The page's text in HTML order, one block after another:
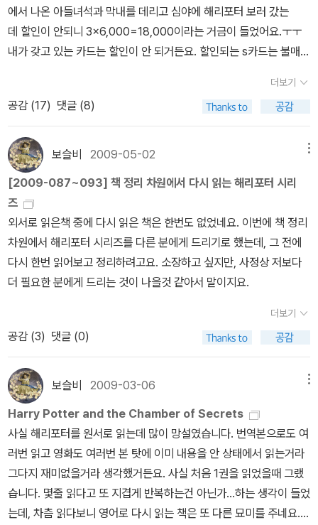
요. ㅠ.ㅠ 드린게 아니라 빌려드린건데, 착가하신것 같기도 하
고.... 암튼, 너무 재미있게 읽어서 번역서도 읽고 영화도 봤는데,
영화는 완전 황당했어요. -.-;;제 눈을 찍고 싶을 정도로...ㅠ.ㅠ 그나
마 원래 이 영화를 만들때 저예산에 가깝게 만들어서 그렇다는 이야
기와 그후 흥행을 해 투자를 많이 받았는지 점점 그래픽도 좋아지고
때문에 이 시리즈는 영화로 다 봤어요. 제가 옆에서 설명도 해주니깐
더 재미있었다나...^^;; 이번 시리즈도 4권인데, 책 한권이 카운
트 된것은 1편인 'Twilight'을 오디오북으로 한번 더 드었기 때문이랍
니다. 원래 책과 함께 들으려 했는데, 그냥 잠잘때 조금씩 듣다보니,
책 없이 오디오북만으로 첫 완득한 책이되었네요. 이미 2번정도 읽었
던것인지라 가능했었던것 같아요. 그래도 오디오북만으로 책을 들으
려니 졸기도 졸아서 꽤 시간이 걸려 완득했어요. 아직 나머지 2~4편
은 오디오북으로 듣지 못했는데, 기회가 되면 책과 함께 오디오북을
지 모르겠네요. 솔직히 4편중에 1편이 가장 달달한 로맨스라 제일 좋
아해서인지 나머지는 다시 잘 안읽히더라구요.^^;; 다시 읽으면 좀 나
아지려나? 솔직히 저는 너무 어린 취향의 번역서 표지는 그닥 마음
에 들지 않았어요. 가장 마음에 들은것은 원서표지지만, 특별판으
로 영화 표지를 대신해서 출간한것도 나쁘지 않았습니다. 암튼, 북폴
리오 이 책 때문에 많이 덕 본것 같네요. 다른 나라는 인기있는 책이
다양한 표지와 사이즈를 갖추어 여러종류를 출간되는것에 비해, 우리
나라에서는 거이 볼수 없는데, '트와일라잇' 시리즈는 영화도 인기가
높아서 특별판을 출간할수 있었으니 말이지요. 우리나라뿐만 아니
라 외국에서도 특별판으로 책이 출간되었어요. 바로 검정색 바탕의
표지에 하얀색으로 바꿔서 말이지요. 무척 감각적인 표지이긴하지만,
에서 나온 아들녀석과 막내를 데리고 심야에 해리포터 보러 갔는
데 할인이 안되니 3x6,000=18,000이라는 거금이 들었어요.ㅜㅜ
내가 갖고 있는 카드는 할인이 안 되거든요. 할인되는 s카드는 불매와
고 했더니 들은척도 안하대요. 아니, 지금까지 내가 보여 준 영화가 얼
마나 많은데... 할인 한번 이용하자고 사정해도 안 줘서 완전 삐졌어
요. 앞으로 절대 아빠한테는 영화 보여주지 않을 거라고, 극장가는 내
내 투덜댔어요.ㅠㅠ 우리 애들이 엄청 유치하다고 생각했겠죠.ㅋ
ㅋ 해리포터는 우리 애들과 같이 성장했어요.큰딸이 6학년이던 199
9년에 해리포터 책이 나와서 고등학교를 마칠 때, 완결되었으니까요.
한 권씩 사들여서 전권을 소장했고, 번역본 나오기를 기다리기가 어
려워 원서도 몇 권 사들였지요.'덕분에 아이들 영어공부에도 도움이
됐고... 시험 때마다 스트레스 푼다고 해리포터를 읽고 또 읽어서 완전
닳아졌어요 . >> 접힌 부분 펼치기 >> << 펼친
부분 접기 <<방학 때마다 개봉하는 해리포터 영화도 나오는 족족 가
족 모두가 봤고... 유선TV에서도 수없이 반복하니까 보고 또 봐서 해
리포터 장면이 파노라마로 펼쳐지기도 하지요.^^ <해리포터와 죽
외면하면 앞으로 전개될 상황을 이해하는데 쬐금 혼란스러울테니 지
루해도 꾹 참고 볼 수밖에 없지만... 아함~~ 심야라 그랬는지 하품이
나왔어요.ㅜㅜ예쁘게 자란 헤르미온느 역의 엠마 왓슨을 보는 건 즐
거웠는데, 그에 비해 해리(다니엘 래드클리프)와 론(루퍼트 그린트)
은 좀 덜 자란 듯... 하지만 쌍둥이 형제는 많이 컷더라고요.^^ 전편
에 등장했던 요주의 인물들이 총출동한 볼드모트 지하세계 사람(?)
들... 아는 얼굴들이 많이 보이죠.^^ 우리는 일반영화로 봤는데, 이런
건 3D영화로 봐야 제맛이 날 거 같아요. 우리 애들도 3D로 한번 더
더보기
공감 (17) 댓글 (8)
보슬비 2009-05-02
[2009-087~093] 책 정리 차원에서 다시 읽는 해리포터 시리
즈
외서로 읽은책 중에 다시 읽은 책은 한번도 없었네요. 이번에 책 정리
차원에서 해리포터 시리즈를 다른 분에게 드리기로 했는데, 그 전에
다시 한번 읽어보고 정리하려고요. 소장하고 싶지만, 사정상 저보다
더 필요한 분에게 드리는 것이 나을것 같아서 말이지요.
더보기
공감 (3) 댓글 (0)
보슬비 2009-03-06
Harry Potter and the Chamber of Secrets
사실 해리포터를 원서로 읽는데 많이 망설였습니다. 번역본으로도 여
러번 읽고 영화도 여러번 본 탓에 이미 내용을 안 상태에서 읽는거라
그다지 재미없을거라 생각했거든요. 사실 처음 1권을 읽었을때 그랬
습니다. 몇줄 읽다고 또 지겹게 반복하는건 아닌가...하는 생각이 들었
는데, 차츰 읽다보니 영어로 다시 읽는 책은 또 다른 묘미를 주네요.영